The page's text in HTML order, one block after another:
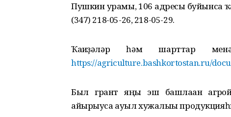
Пушкин урамы, 106 адресы буйынса
(347) 218-05-26, 218-05-29.
Ҡағиҙәләр һәм шарттар
https://agriculture.bashkortostan.ru/
Был грант яңы эш башлаған
айырыуса ауыл хужалығы